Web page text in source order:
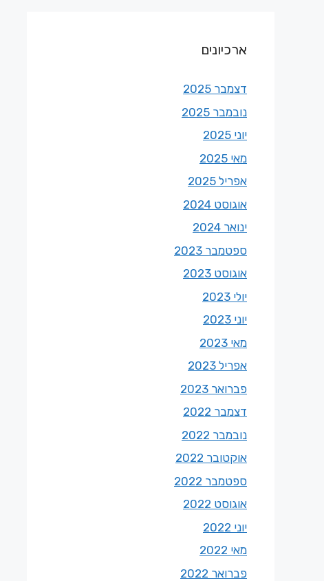
ארכיונים
דצמבר 2025
נובמבר 2025
יוני 2025
מאי 2025
אפריל 2025
אוגוסט 2024
ינואר 2024
ספטמבר 2023
אוגוסט 2023
יולי 2023
יוני 2023
מאי 2023
אפריל 2023
פברואר 2023
דצמבר 2022
נובמבר 2022
אוקטובר 2022
ספטמבר 2022
אוגוסט 2022
יוני 2022
מאי 2022
פברואר 2022